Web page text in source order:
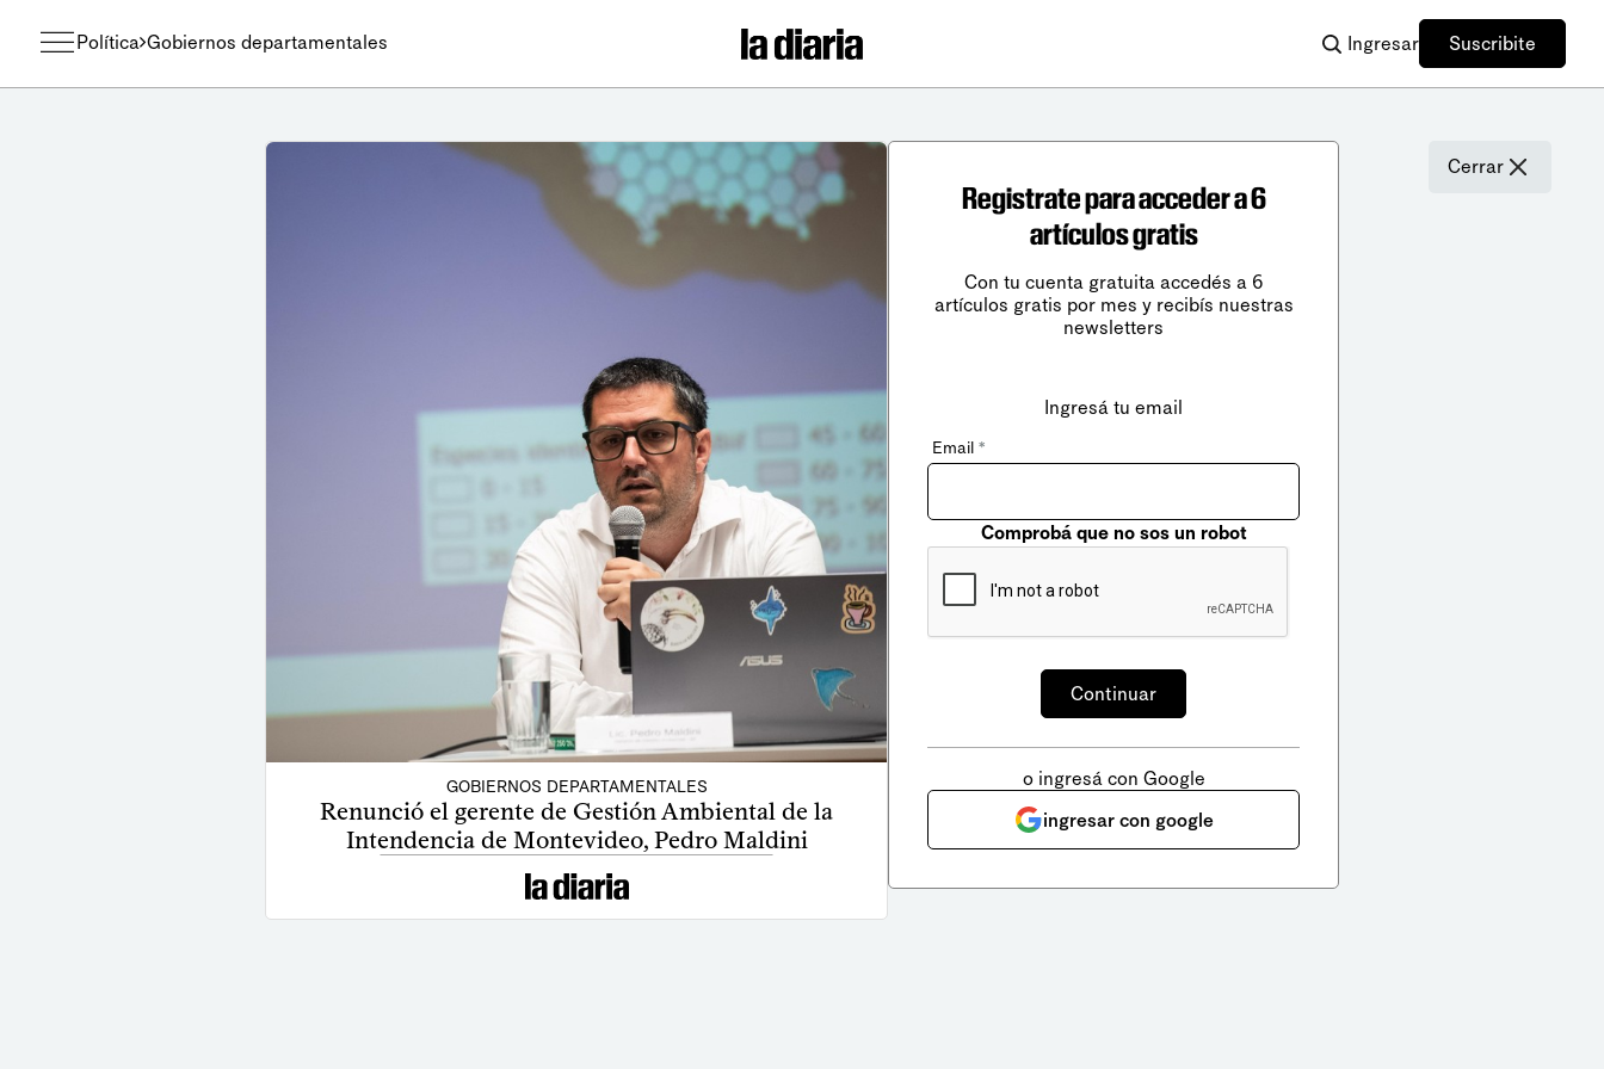
Política Gobiernos departamentales Ingresar Suscribite
GOBIERNOS DEPARTAMENTALES
Renunció el gerente de Gestión Ambiental de la
Intendencia de Montevideo, Pedro Maldini
Cerrar
Registrate para acceder a 6
artículos gratis
Con tu cuenta gratuita accedés a 6
artículos gratis por mes y recibís nuestras
newsletters
Ingresá tu email
Email *
Comprobá que no sos un robot
o ingresá con Google
ingresar con google